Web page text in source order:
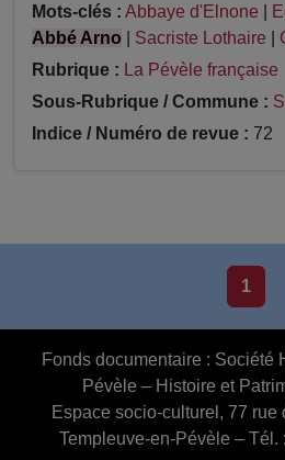
Mots-clés : Abbaye d'Elnone
Abbé Arno
Sacriste Lothaire
Rubrique : La Pévèle française
Sous-Rubrique / Commune :
Indice / Numéro de revue : 72
1
Fonds documentaire : Société
Pévèle – Histoire et
Espace socio-culturel, 77
Templeuve-en-Pévèle – Tél.